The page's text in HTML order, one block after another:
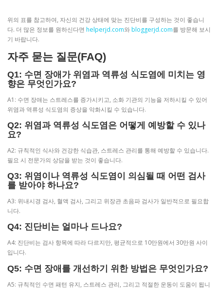
위의 표를 참고하여, 자신의 건강 상태에 맞는 진단비를 구성하는 것이 좋습니
다. 더 많은 정보를 원하신다면 helperjd.com와bloggerjd.com를 방문해 보시
기 바랍니다.
자주 묻는 질문(FAQ)
Q1: 수면 장애가 위염과 역류성 식도염에 미치는 영
향은 무엇인가요?
A1: 수면 장애는 스트레스를 증가시키고, 소화 기관의 기능을 저하시킬 수 있어
위염과 역류성 식도염의 증상을 악화시킬 수 있습니다.
Q2: 위염과 역류성 식도염은 어떻게 예방할 수 있나
요?
A2: 규칙적인 식사와 건강한 식습관, 스트레스 관리를 통해 예방할 수 있습니다.
필요 시 전문가의 상담을 받는 것이 좋습니다.
Q3: 위염이나 역류성 식도염이 의심될 때 어떤 검사
를 받아야 하나요?
A3: 위내시경 검사, 혈액 검사, 그리고 위장관 초음파 검사가 일반적으로 필요합
니다.
Q4: 진단비는 얼마나 드나요?
A4: 진단비는 검사 항목에 따라 다르지만, 평균적으로 10만원에서 30만원 사이
입니다.
Q5: 수면 장애를 개선하기 위한 방법은 무엇인가요?
A5: 규칙적인 수면 패턴 유지, 스트레스 관리, 그리고 적절한 운동이 도움이 됩니